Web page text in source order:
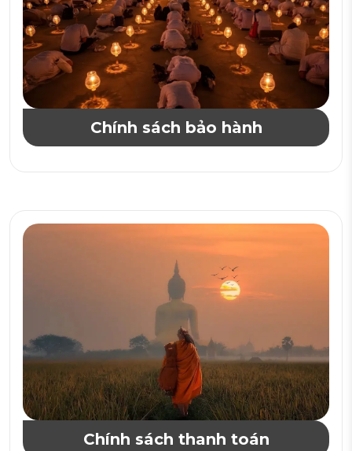
Chính sách bảo hành
Chính sách thanh toán